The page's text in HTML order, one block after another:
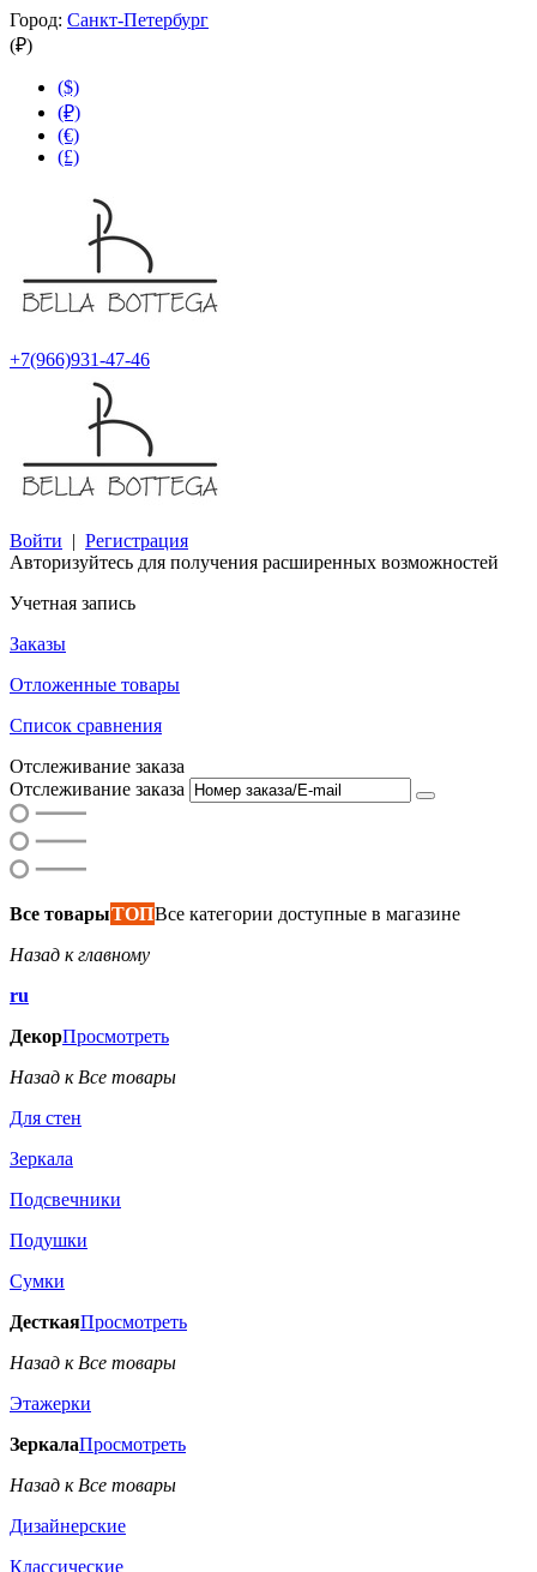
Город: Санкт-Петербург
(₽)
($)
(₽)
(€)
(£)
+7(966)931-47-46
Войти | Регистрация
Авторизуйтесь для получения расширенных возможностей
Учетная запись
Заказы
Отложенные товары
Список сравнения
Отслеживание заказа
Отслеживание заказа
Все товарыТОПВсе категории доступные в магазине
Назад к главному
ru
ДекорПросмотреть
Назад к Все товары
Для стен
Зеркала
Подсвечники
Подушки
Сумки
ДесткаяПросмотреть
Назад к Все товары
Этажерки
ЗеркалаПросмотреть
Назад к Все товары
Дизайнерские
Классические